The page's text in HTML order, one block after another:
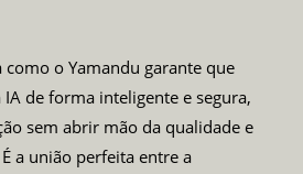
o Yamandu garante que
de forma inteligente e segura,
sem abrir mão da qualidade e
a união perfeita entre a